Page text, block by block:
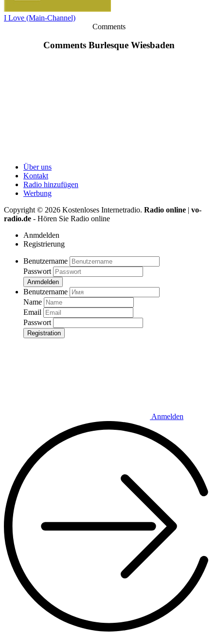
I Love (Main-Channel)
Comments
Comments Burlesque Wiesbaden
Über uns
Kontakt
Radio hinzufügen
Werbung
Copyright © 2026 Kostenloses Internetradio. Radio online | vo-
radio.de - Hören Sie Radio online
Anmdelden
Registrierung
Benutzername
Passwort
Anmdelden
Benutzername
Name
Email
Passwort
Registration
Anmelden